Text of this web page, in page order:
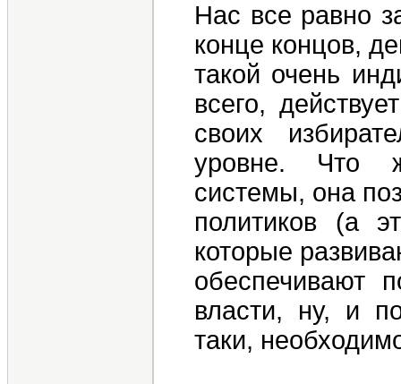
Нас все равно
конце концов,
такой очень
всего,
своих
уровне. Что
системы, она
политиков (а
которые
обеспечивают
власти, ну, и
таки,